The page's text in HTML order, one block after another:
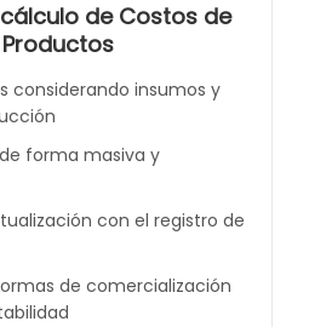
de Costos de
considerando insumos y
forma masiva y
con el registro de
de comercialización